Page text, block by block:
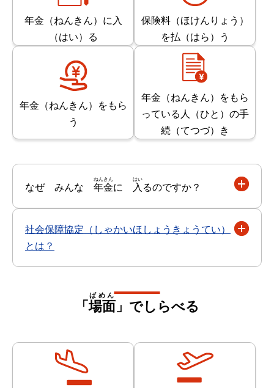
年金（ねんきん）に入
（はい）る
保険料（ほけんりょう）
を払（はら）う
年金（ねんきん）をもら
う
年金（ねんきん）をもら
っている人（ひと）の手
続（てつづ）き
なぜ みんな 年金
ねんきん
に 入
はい
るのですか？
社会保障協定（しゃかいほしょうきょうてい）
とは？
「場面
ばめん
」でしらべる